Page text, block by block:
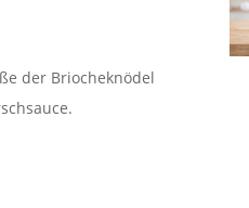
der Briocheknödel